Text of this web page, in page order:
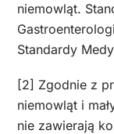
niemowląt.
Standardy
[2] Zgodnie z
niemowląt i
nie zawierają